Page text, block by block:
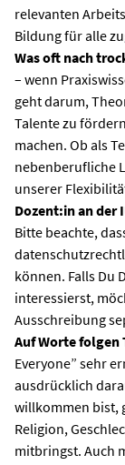
relevanten
Bildung für alle
Was oft nach
– wenn
geht darum,
Talente zu
machen. Ob als
nebenberufliche
unserer
Dozent:in an der
Bitte beachte,
können. Falls Du
interessierst,
Ausschreibung
Auf Worte folgen
Everyone” sehr
ausdrücklich
willkommen bist,
Religion,
mitbringst. Auch